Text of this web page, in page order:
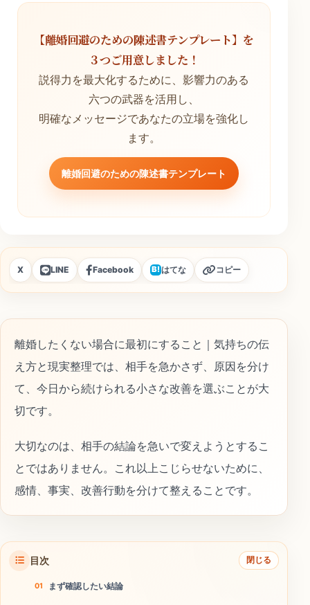
【離婚回避のための陳述書テンプレート】を
３つご用意しました！
説得力を最大化するために、影響力のある
六つの武器を活用し、
明確なメッセージであなたの立場を強化し
ます。
離婚回避のための陳述書テンプレート
X LINE Facebook B!はてな コピー
離婚したくない場合に最初にすること｜気持ちの伝
え方と現実整理では、相手を急かさず、原因を分け
て、今日から続けられる小さな改善を選ぶことが大
切です。
大切なのは、相手の結論を急いで変えようとするこ
とではありません。これ以上こじらせないために、
感情、事実、改善行動を分けて整えることです。
目次 閉じる
まず確認したい結論